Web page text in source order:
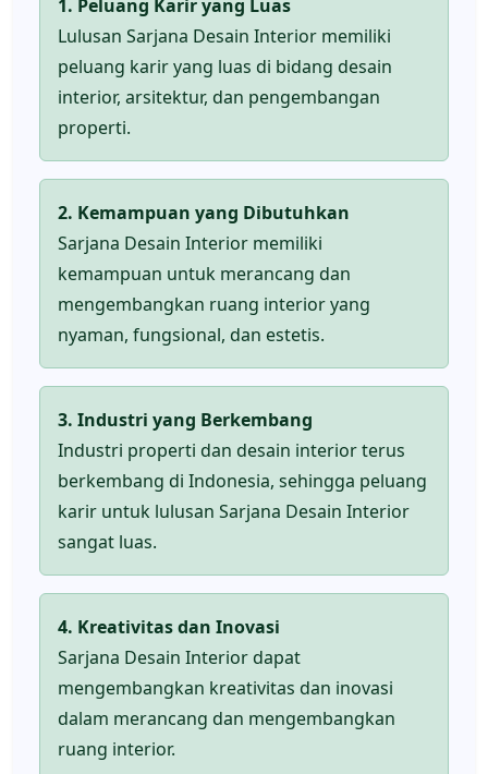
1. Peluang Karir yang Luas
Lulusan Sarjana Desain Interior memiliki
peluang karir yang luas di bidang desain
interior, arsitektur, dan pengembangan
properti.
2. Kemampuan yang Dibutuhkan
Sarjana Desain Interior memiliki
kemampuan untuk merancang dan
mengembangkan ruang interior yang
nyaman, fungsional, dan estetis.
3. Industri yang Berkembang
Industri properti dan desain interior terus
berkembang di Indonesia, sehingga peluang
karir untuk lulusan Sarjana Desain Interior
sangat luas.
4. Kreativitas dan Inovasi
Sarjana Desain Interior dapat
mengembangkan kreativitas dan inovasi
dalam merancang dan mengembangkan
ruang interior.